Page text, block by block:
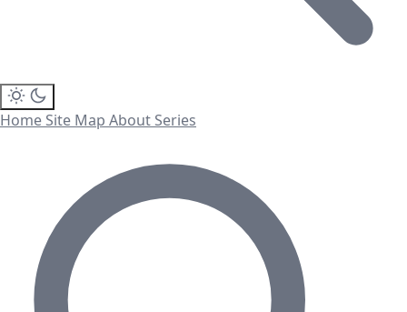
Home Site Map About Series